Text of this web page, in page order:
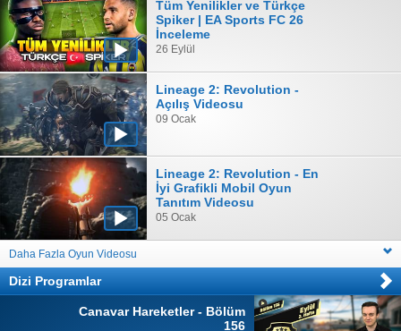
Tüm Yenilikler ve Türkçe
Spiker | EA Sports FC 26
İnceleme
26 Eylül
Lineage 2: Revolution -
Açılış Videosu
09 Ocak
Lineage 2: Revolution - En
İyi Grafikli Mobil Oyun
Tanıtım Videosu
05 Ocak
Daha Fazla Oyun Videosu
Dizi Programlar
Canavar Hareketler - Bölüm
156